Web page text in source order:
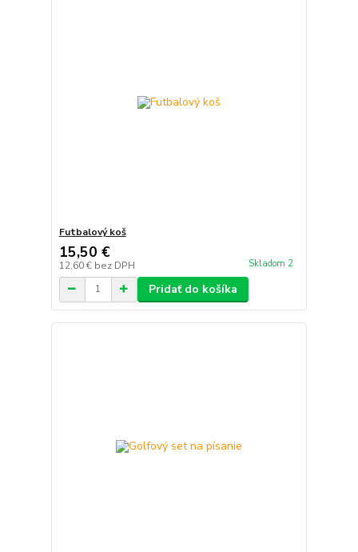
Futbalový koš
15,50 €
12,60 € bez DPH Skladom 2
Pridať do košíka